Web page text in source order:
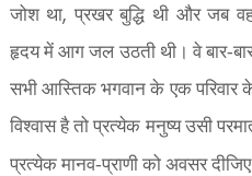
जोश था, प्रखर बुद्धि थी और जब
हृदय में आग जल उठती थी। वे बार-
सभी आस्तिक भगवान के एक परिवार
विश्वास है तो प्रत्येक मनुष्य उसी
प्रत्येक मानव-प्राणी को अवसर